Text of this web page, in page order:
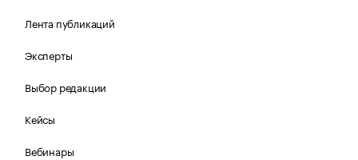
Лента публикаций
Эксперты
Выбор редакции
Кейсы
Вебинары